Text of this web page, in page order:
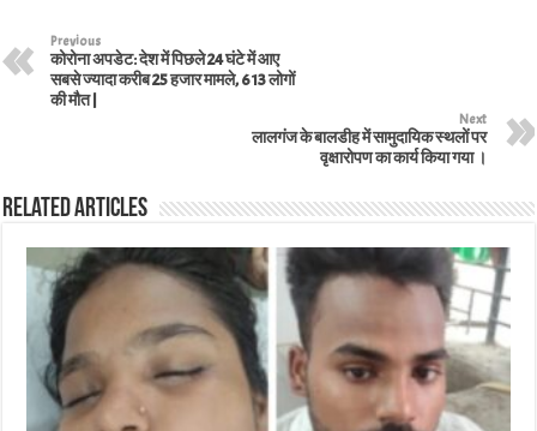
Previous
कोरोना अपडेट: देश में पिछले 24 घंटे में आए
सबसे ज्यादा करीब 25 हजार मामले, 613 लोगों
की मौत |
Next
लालगंज के बालडीह में सामुदायिक स्थलों पर
वृक्षारोपण का कार्य किया गया ।
Related Articles